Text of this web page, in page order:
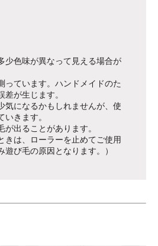
少色味が異なって見える場合が
っています。ハンドメイドのた
が生じます。
気になるかもしれませんが、使
いきます。
が出ることがあります。
は、ローラーを止めてご使用
遊び毛の原因となります。）